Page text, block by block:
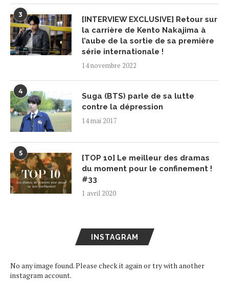
3
[INTERVIEW EXCLUSIVE] Retour sur
la carrière de Kento Nakajima à
l’aube de la sortie de sa première
série internationale !
14 novembre 2022
4
Suga (BTS) parle de sa lutte
contre la dépression
14 mai 2017
5
[TOP 10] Le meilleur des dramas
du moment pour le confinement !
#33
1 avril 2020
INSTAGRAM
No any image found. Please check it again or try with another
instagram account.